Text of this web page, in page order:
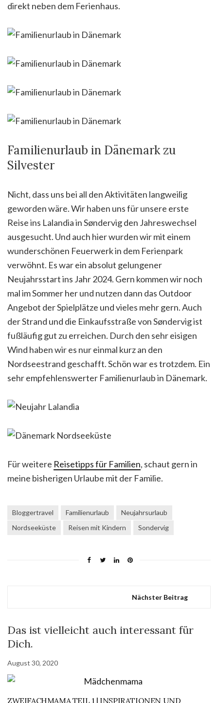
direkt neben dem Ferienhaus.
Familienurlaub in Dänemark zu
Silvester
Nicht, dass uns bei all den Aktivitäten langweilig
geworden wäre. Wir haben uns für unsere erste
Reise ins Lalandia in Søndervig den Jahreswechsel
ausgesucht. Und auch hier wurden wir mit einem
wunderschönen Feuerwerk in dem Ferienpark
verwöhnt. Es war ein absolut gelungener
Neujahrsstart ins Jahr 2024. Gern kommen wir noch
mal im Sommer her und nutzen dann das Outdoor
Angebot der Spielplätze und vieles mehr gern. Auch
der Strand und die Einkaufsstraße von Søndervig ist
fußläufig gut zu erreichen. Durch den sehr eisigen
Wind haben wir es nur einmal kurz an den
Nordseestrand geschafft. Schön war es trotzdem. Ein
sehr empfehlenswerter Familienurlaub in Dänemark.
Für weitere Reisetipps für Familien, schaut gern in
meine bisherigen Urlaube mit der Familie.
Bloggertravel Familienurlaub
Neujahrsurlaub
Nordseeküste
Reisen mit Kindern Sondervig
Nächster Beitrag
Das ist vielleicht auch interessant für
Dich.
August 30, 2020
ZWEIFACHMAMA TEIL 1 | INSPIRATIONEN UND